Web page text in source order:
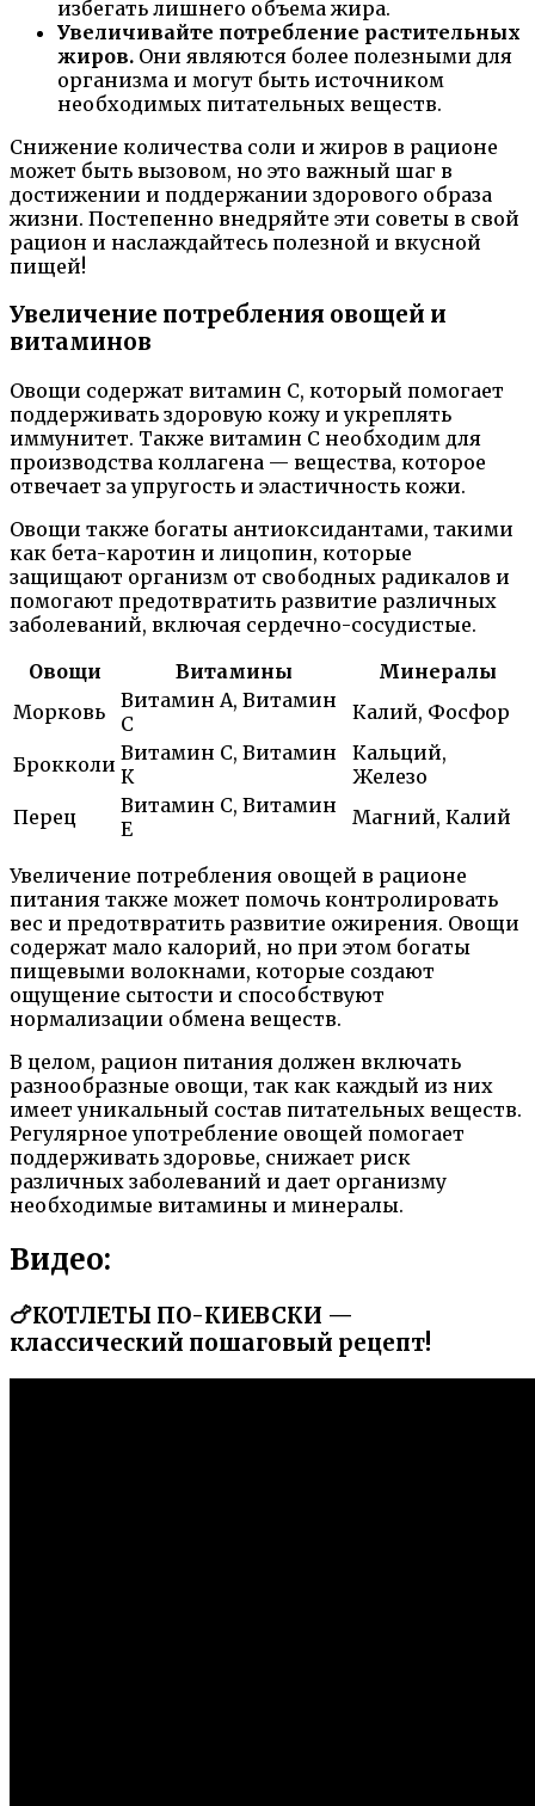
избегать лишнего объема жира.
Увеличивайте потребление растительных
жиров. Они являются более полезными для
организма и могут быть источником
необходимых питательных веществ.
Снижение количества соли и жиров в рационе
может быть вызовом, но это важный шаг в
достижении и поддержании здорового образа
жизни. Постепенно внедряйте эти советы в свой
рацион и наслаждайтесь полезной и вкусной
пищей!
Увеличение потребления овощей и
витаминов
Овощи содержат витамин C, который помогает
поддерживать здоровую кожу и укреплять
иммунитет. Также витамин С необходим для
производства коллагена — вещества, которое
отвечает за упругость и эластичность кожи.
Овощи также богаты антиоксидантами, такими
как бета-каротин и лицопин, которые
защищают организм от свободных радикалов и
помогают предотвратить развитие различных
заболеваний, включая сердечно-сосудистые.
Овощи
Витамины
Минералы
Морковь
Витамин А, Витамин
C
Калий, Фосфор
Брокколи Витамин С, Витамин
К
Кальций,
Железо
Перец
Витамин C, Витамин
E
Магний, Калий
Увеличение потребления овощей в рационе
питания также может помочь контролировать
вес и предотвратить развитие ожирения. Овощи
содержат мало калорий, но при этом богаты
пищевыми волокнами, которые создают
ощущение сытости и способствуют
нормализации обмена веществ.
В целом, рацион питания должен включать
разнообразные овощи, так как каждый из них
имеет уникальный состав питательных веществ.
Регулярное употребление овощей помогает
поддерживать здоровье, снижает риск
различных заболеваний и дает организму
необходимые витамины и минералы.
Видео:
🍗КОТЛЕТЫ ПО-КИЕВСКИ —
классический пошаговый рецепт!